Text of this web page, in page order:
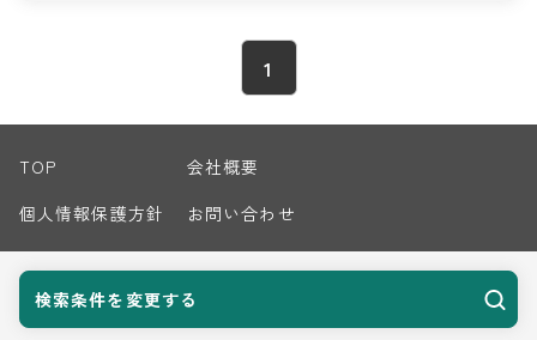
検索条件を変更する
1
TOP
会社概要
個人情報保護方針
お問い合わせ
© 2026 Harvest Biz Career.inc All Rights Reserved.